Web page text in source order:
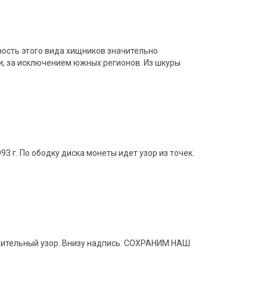
этого вида хищников значительно
за исключением южных регионов. Из шкуры
По ободку диска монеты идет узор из точек.
узор. Внизу надпись: СОХРАНИМ НАШ